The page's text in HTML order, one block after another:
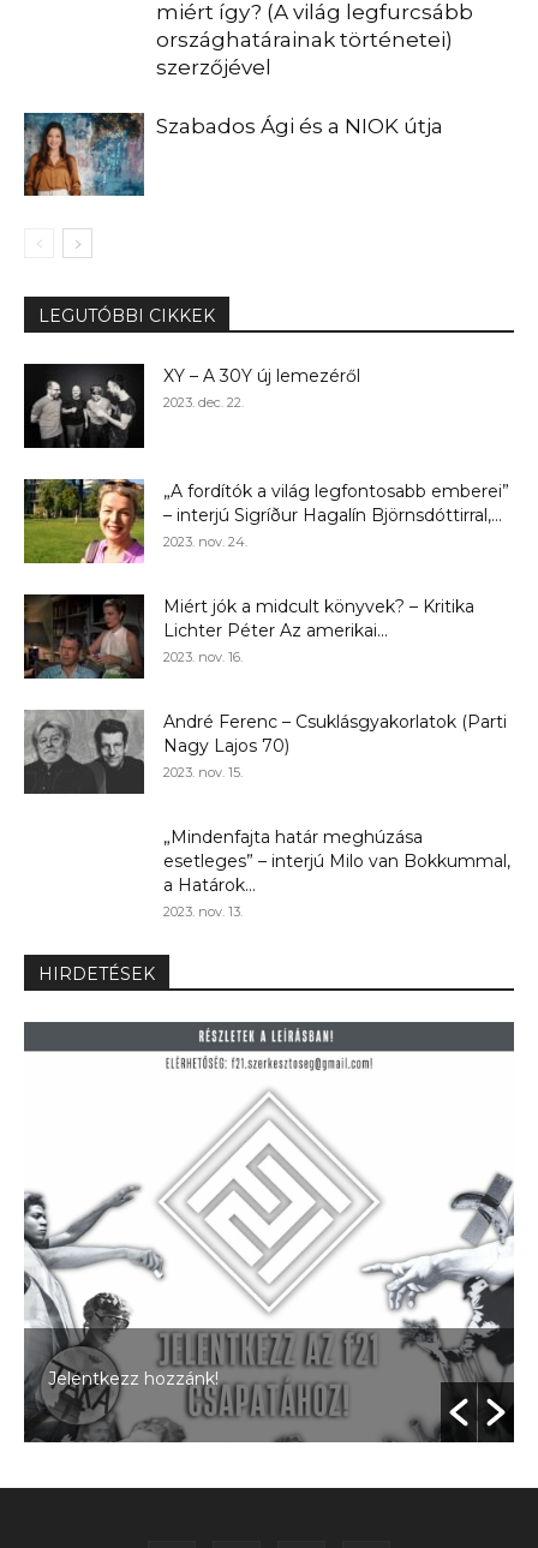
miért így? (A világ legfurcsább
országhatárainak történetei)
szerzőjével
Szabados Ági és a NIOK útja
LEGUTÓBBI CIKKEK
XY – A 30Y új lemezéről
2023. dec. 22.
„A fordítók a világ legfontosabb emberei”
– interjú Sigríður Hagalín Björnsdóttirral,...
2023. nov. 24.
Miért jók a midcult könyvek? – Kritika
Lichter Péter Az amerikai...
2023. nov. 16.
André Ferenc – Csuklásgyakorlatok (Parti
Nagy Lajos 70)
2023. nov. 15.
„Mindenfajta határ meghúzása
esetleges” – interjú Milo van Bokkummal,
a Határok...
2023. nov. 13.
HIRDETÉSEK
Jelentkezz hozzánk!